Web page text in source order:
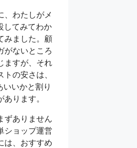
、わたしがメ
してみてわか
みました。顧
がないところ
ますが、それ
の安さは、
いいかと割り
ります。
ずありません
ショップ運営
は、おすすめ